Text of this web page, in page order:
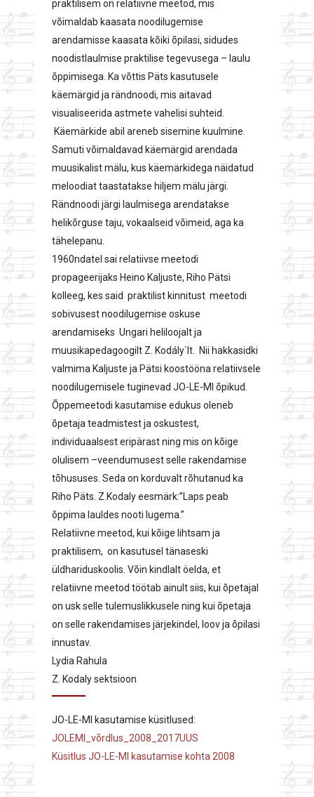
praktilisem on relatiivne meetod, mis
võimaldab kaasata noodilugemise
arendamisse kaasata kõiki õpilasi, sidudes
noodistlaulmise praktilise tegevusega – laulu
õppimisega. Ka võttis Päts kasutusele
käemärgid ja rändnoodi, mis aitavad
visualiseerida astmete vahelisi suhteid.
Käemärkide abil areneb sisemine kuulmine.
Samuti võimaldavad käemärgid arendada
muusikalist mälu, kus käemärkidega näidatud
meloodiat taastatakse hiljem mälu järgi.
Rändnoodi järgi laulmisega arendatakse
helikõrguse taju, vokaalseid võimeid, aga ka
tähelepanu.
1960ndatel sai relatiivse meetodi
propageerijaks Heino Kaljuste, Riho Pätsi
kolleeg, kes said praktilist kinnitust meetodi
sobivusest noodilugemise oskuse
arendamiseks Ungari heliloojalt ja
muusikapedagoogilt Z. Kodály`lt. Nii hakkasidki
valmima Kaljuste ja Pätsi koostööna relatiivsele
noodilugemisele tuginevad JO-LE-MI õpikud.
Õppemeetodi kasutamise edukus oleneb
õpetaja teadmistest ja oskustest,
individuaalsest eripärast ning mis on kõige
olulisem –veendumusest selle rakendamise
tõhususes. Seda on korduvalt rõhutanud ka
Riho Päts. Z.Kodaly eesmärk:”Laps peab
õppima lauldes nooti lugema.”
Relatiivne meetod, kui kõige lihtsam ja
praktilisem, on kasutusel tänaseski
üldhariduskoolis. Võin kindlalt öelda, et
relatiivne meetod töötab ainult siis, kui õpetajal
on usk selle tulemuslikkusele ning kui õpetaja
on selle rakendamises järjekindel, loov ja õpilasi
innustav.
Lydia Rahula
Z. Kodaly sektsioon
JO-LE-MI kasutamise küsitlused:
JOLEMI_võrdlus_2008_2017UUS
Küsitlus JO-LE-MI kasutamise kohta 2008